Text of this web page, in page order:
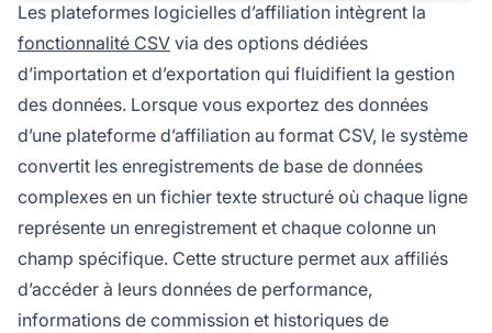
Les plateformes logicielles d’affiliation intègrent la
fonctionnalité CSV via des options dédiées
d’importation et d’exportation qui fluidifient la gestion
des données. Lorsque vous exportez des données
d’une plateforme d’affiliation au format CSV, le système
convertit les enregistrements de base de données
complexes en un fichier texte structuré où chaque ligne
représente un enregistrement et chaque colonne un
champ spécifique. Cette structure permet aux affiliés
d’accéder à leurs données de performance,
informations de commission et historiques de